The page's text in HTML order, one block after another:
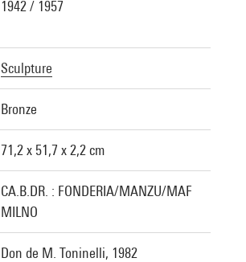
1942 / 1957
Sculpture
Bronze
71,2 x 51,7 x 2,2 cm
CA.B.DR. : FONDERIA/MANZU/MAF
MILNO
Don de M. Toninelli, 1982